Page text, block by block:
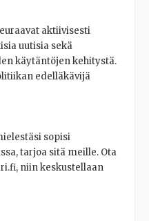
aktiivisesti
uutisia sekä
käytäntöjen kehitystä.
edelläkävijä
sopisi
tarjoa sitä meille. Ota
niin keskustellaan